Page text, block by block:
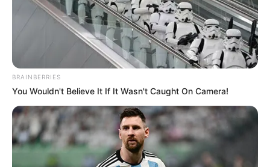
It's Not Your Typical Family: Each Member Has This
Unique Trait!
BRAINBERRIES
BRAINBERRIES
You Wouldn't Believe It If It Wasn't Caught On Camera!